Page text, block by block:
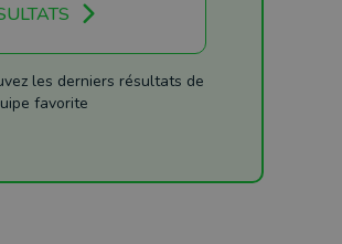
les derniers résultats de
favorite